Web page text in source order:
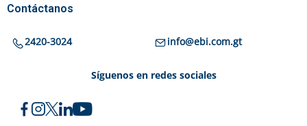
Contáctanos
2420-3024 info@ebi.com.gt
Síguenos en redes sociales